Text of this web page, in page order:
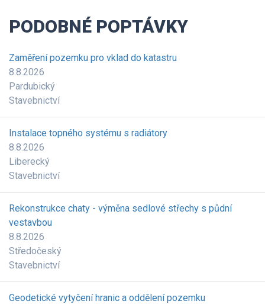
PODOBNÉ POPTÁVKY
Zaměření pozemku pro vklad do katastru
8.8.2026
Pardubický
Stavebnictví
Instalace topného systému s radiátory
8.8.2026
Liberecký
Stavebnictví
Rekonstrukce chaty - výměna sedlové střechy s půdní
vestavbou
8.8.2026
Středočeský
Stavebnictví
Geodetické vytyčení hranic a oddělení pozemku